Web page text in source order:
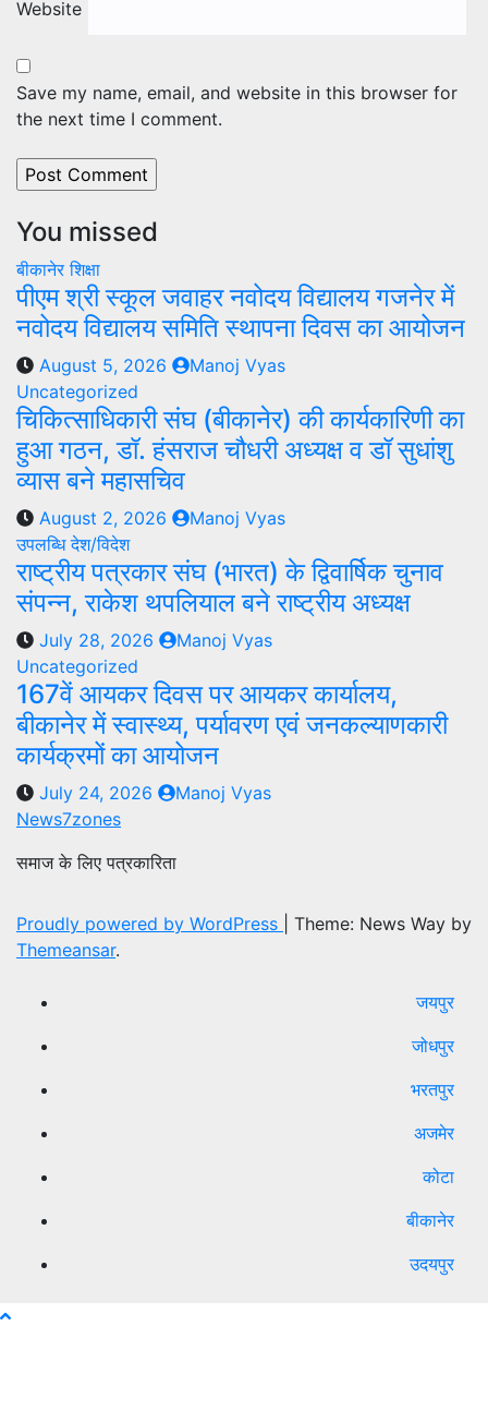
Website
Save my name, email, and website in this browser for
the next time I comment.
You missed
बीकानेरशिक्षा
पीएम श्री स्कूल जवाहर नवोदय विद्यालय गजनेर में
नवोदय विद्यालय समिति स्थापना दिवस का आयोजन
August 5, 2026
Manoj Vyas
Uncategorized
चिकित्साधिकारी संघ (बीकानेर) की कार्यकारिणी का
हुआ गठन, डॉ. हंसराज चौधरी अध्यक्ष व डॉ सुधांशु
व्यास बने महासचिव
August 2, 2026
Manoj Vyas
उपलब्धिदेश/विदेश
राष्ट्रीय पत्रकार संघ (भारत) के द्विवार्षिक चुनाव
संपन्न, राकेश थपलियाल बने राष्ट्रीय अध्यक्ष
July 28, 2026
Manoj Vyas
Uncategorized
167वें आयकर दिवस पर आयकर कार्यालय,
बीकानेर में स्वास्थ्य, पर्यावरण एवं जनकल्याणकारी
कार्यक्रमों का आयोजन
July 24, 2026
Manoj Vyas
News7zones
समाज के लिए पत्रकारिता
Proudly powered by WordPress
Theme: News Way by
Themeansar.
जयपुर
जोधपुर
भरतपुर
अजमेर
कोटा
बीकानेर
उदयपुर